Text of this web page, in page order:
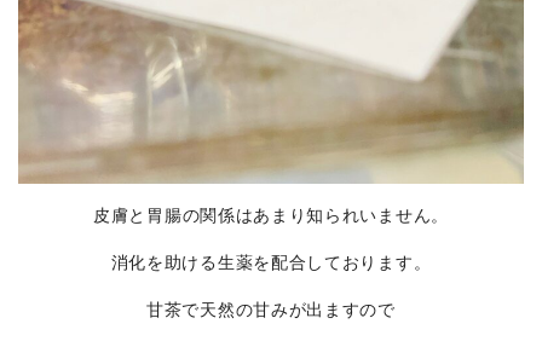
皮膚と胃腸の関係はあまり知られいません。
消化を助ける生薬を配合しております。
甘茶で天然の甘みが出ますので